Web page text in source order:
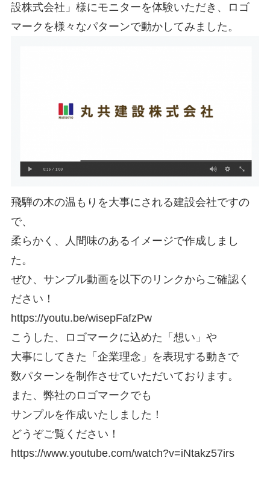
設株式会社」様にモニターを体験いただき、ロゴ
マークを様々なパターンで動かしてみました。
飛騨の木の温もりを大事にされる建設会社ですの
で、
柔らかく、人間味のあるイメージで作成しまし
た。
ぜひ、サンプル動画を以下のリンクからご確認く
ださい！
https://youtu.be/wisepFafzPw
こうした、ロゴマークに込めた「想い」や
大事にしてきた「企業理念」を表現する動きで
数パターンを制作させていただいております。
また、弊社のロゴマークでも
サンプルを作成いたしました！
どうぞご覧ください！
https://www.youtube.com/watch?v=iNtakz57irs